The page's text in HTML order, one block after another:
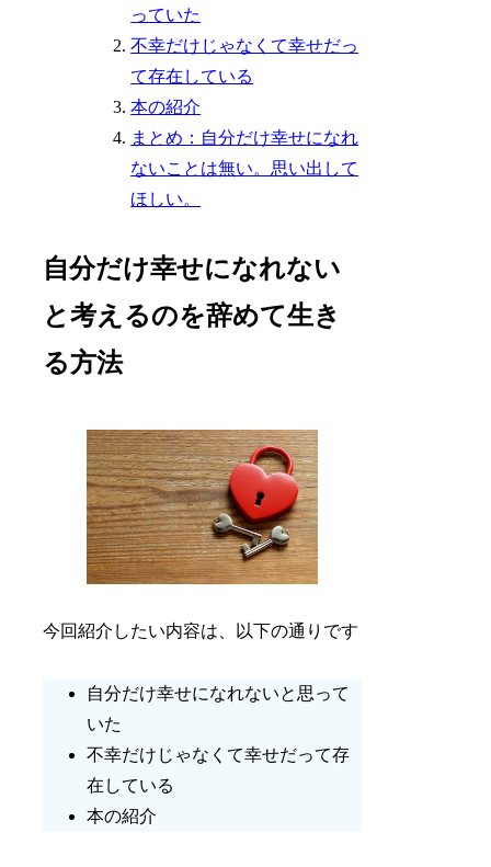
っていた
不幸だけじゃなくて幸せだっ
て存在している
本の紹介
まとめ：自分だけ幸せになれ
ないことは無い。思い出して
ほしい。
自分だけ幸せになれない
と考えるのを辞めて生き
る方法
今回紹介したい内容は、以下の通りです
自分だけ幸せになれないと思って
いた
不幸だけじゃなくて幸せだって存
在している
本の紹介